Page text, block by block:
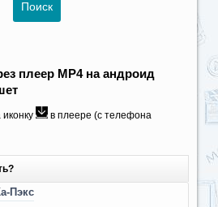
плеер MP4 на андроид
в плеере (с телефона
Пэкс